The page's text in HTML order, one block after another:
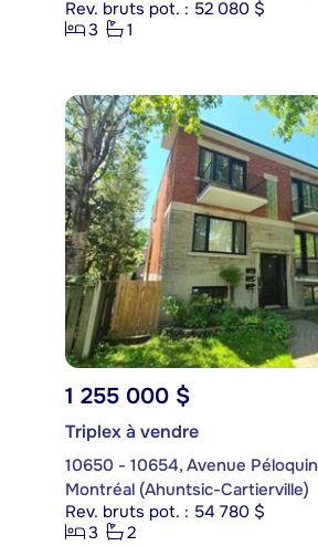
Rev. bruts pot. : 52 080 $
3
1
1 255 000 $
Triplex à vendre
10650 - 10654, Avenue Péloquin
Montréal (Ahuntsic-Cartierville)
Rev. bruts pot. : 54 780 $
3
2